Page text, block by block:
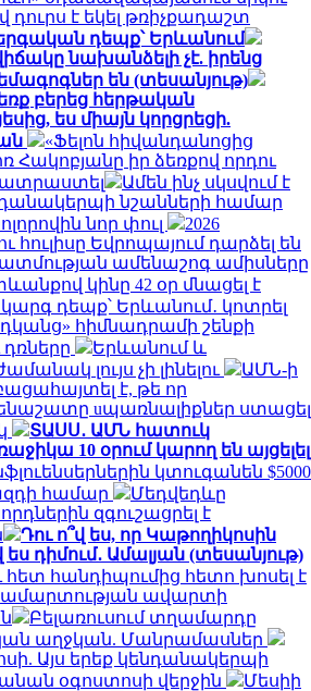
դուրս է եկել թռիչքադաշտ
դեպք՝ Երևանում
նախանձելի չէ. իրենց
են (տեսանյութ)
բերեց հերթական
ես միայն կորցրեցի.
«Ֆելոն հիվանդանոցից
Հակոբյանը իր ձեռքով որդու
Ամեն ինչ սկսվում է
նշանների համար
նոր փուլ
2026
հուլիսը Եվրոպայում դարձել են
ամենաշոգ ամիսները
կինը 42 օր մնացել է
դեպք՝ Երևանում․ կոտրել
հիմնադրամի շենքի
Երևանում և
լույս չի լինելու
ԱՄՆ-ի
է, թե որ
uպառնալիքներ ստացել
ՏԱՍՍ․ ԱՄՆ հատուկ
10 օրում կարող են այցելել
կտուգանեն $5000
համար
Մեդվեդևը
զգուշացրել է
Դու ո՞վ ես, որ Կաթողիկոսին
դիմում․ Ամալյան (տեսանյութ)
հետ հանդիպումից հետո խոսել է
ավարտի
Բելառուսում տղամարդը
աղջկան. Մանրամասներ
Այս երեք կենդանակերպի
օգոստոսի վերջին
Մեսիի